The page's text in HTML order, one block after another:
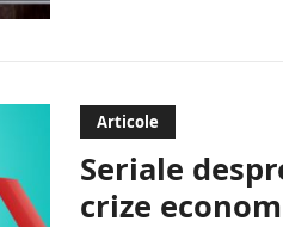
Articole
Seriale
crize